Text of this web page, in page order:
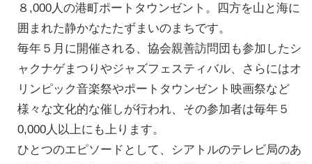
８,000人の港町ポートタウンゼント。四方を山と海に
囲まれた静かなたたずまいのまちです。
毎年５月に開催される、協会親善訪問団も参加したシ
ャクナゲまつりやジャズフェスティバル、さらにはオ
リンピック音楽祭やポートタウンゼント映画祭など
様々な文化的な催しが行われ、その参加者は毎年５
0,000人以上にも上ります。
ひとつのエピソードとして、シアトルのテレビ局のあ